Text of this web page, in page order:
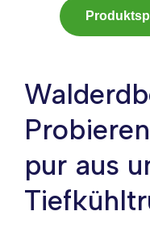
pur aus